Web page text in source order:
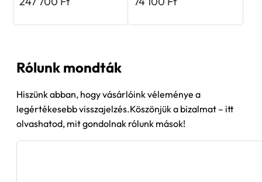
Rólunk mondták
Hiszünk abban, hogy vásárlóink véleménye a
legértékesebb visszajelzés.Köszönjük a bizalmat – itt
olvashatod, mit gondolnak rólunk mások!